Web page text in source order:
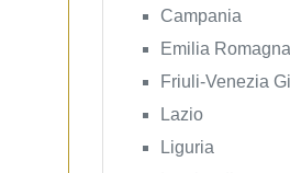
Campania
Emilia Romagna
Friuli-Venezia
Lazio
Liguria